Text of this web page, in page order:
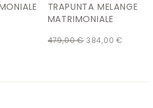
TRAPUNTA MELANGE
MATRIMONIALE
479,00€ 384,00€